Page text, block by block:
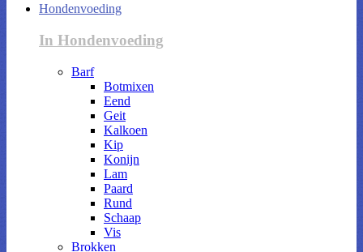
Hondenvoeding
In Hondenvoeding
Barf
Botmixen
Eend
Geit
Kalkoen
Kip
Konijn
Lam
Paard
Rund
Schaap
Vis
Brokken